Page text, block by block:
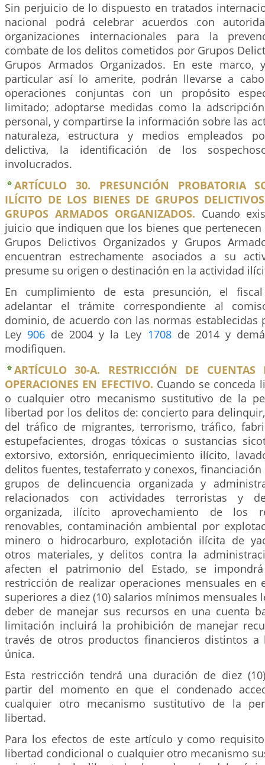
Sin perjuicio de lo dispuesto en tratados
nacional podrá celebrar acuerdos con
organizaciones internacionales para la
combate de los delitos cometidos por Grupos
Grupos Armados Organizados. En este marco,
particular así lo amerite, podrán llevarse a
operaciones conjuntas con un propósito
limitado; adoptarse medidas como la
personal, y compartirse la información sobre las
naturaleza, estructura y medios empleados
delictiva, la identificación de los
involucrados.
ARTÍCULO 30. PRESUNCIÓN PROBATORIA
ILÍCITO DE LOS BIENES DE GRUPOS
GRUPOS ARMADOS ORGANIZADOS. Cuando
juicio que indiquen que los bienes que
Grupos Delictivos Organizados y Grupos
encuentran estrechamente asociados a su
presume su origen o destinación en la actividad
En cumplimiento de esta presunción, el
adelantar el trámite correspondiente al
dominio, de acuerdo con las normas establecidas
Ley 906 de 2004 y la Ley 1708de 2014 y
modifiquen.
ARTÍCULO 30-A. RESTRICCIÓN DE
OPERACIONES EN EFECTIVO. Cuando se conceda
o cualquier otro mecanismo sustitutivo de la
libertad por los delitos de: concierto para
del tráfico de migrantes, terrorismo, tráfico,
estupefacientes, drogas tóxicas o sustancias
extorsivo, extorsión, enriquecimiento ilícito,
delitos fuentes, testaferrato y conexos,
grupos de delincuencia organizada y
relacionados con actividades terroristas y
organizada, ilícito aprovechamiento de los
renovables, contaminación ambiental por
minero o hidrocarburo, explotación ilícita de
otros materiales, y delitos contra la
afecten el patrimonio del Estado, se
restricción de realizar operaciones mensuales en
superiores a diez (10) salarios mínimos mensuales
deber de manejar sus recursos en una cuenta
limitación incluirá la prohibición de manejar
través de otros productos financieros distintos a
única.
Esta restricción tendrá una duración de diez
partir del momento en que el condenado
cualquier otro mecanismo sustitutivo de la
libertad.
Para los efectos de este artículo y como
libertad condicional o cualquier otro mecanismo